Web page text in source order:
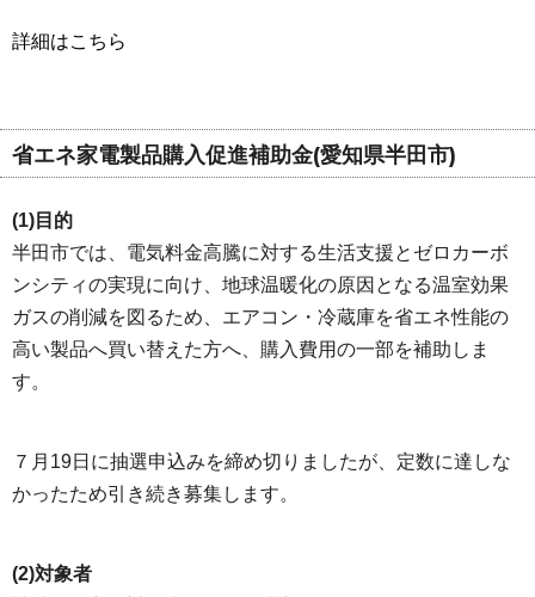
詳細はこちら
省エネ家電製品購入促進補助金(愛知県半田市)
(1)目的
半田市では、電気料金高騰に対する生活支援とゼロカーボ
ンシティの実現に向け、地球温暖化の原因となる温室効果
ガスの削減を図るため、エアコン・冷蔵庫を省エネ性能の
高い製品へ買い替えた方へ、購入費用の一部を補助しま
す。
７月19日に抽選申込みを締め切りましたが、定数に達しな
かったため引き続き募集します。
(2)対象者